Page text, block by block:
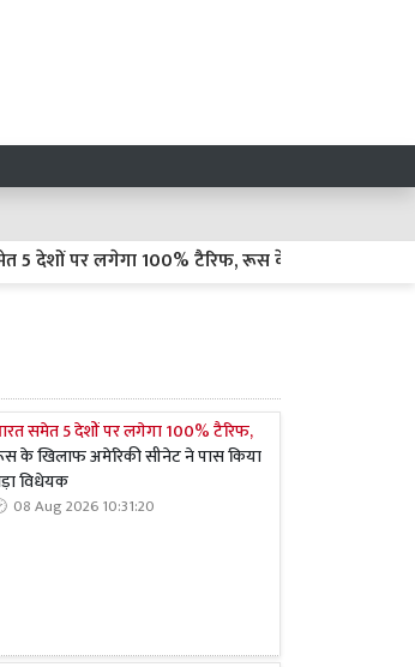
देशों पर लगेगा 100% टैरिफ, रूस के खिलाफ अमेरिकी
समेत 5 देशों पर लगेगा 100% टैरिफ,
के खिलाफ अमेरिकी सीनेट ने पास किया
विधेयक
08 Aug 2026 10:31:20